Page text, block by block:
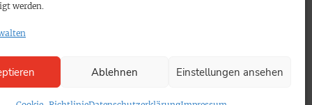
werden.
Ablehnen Einstellungen ansehen